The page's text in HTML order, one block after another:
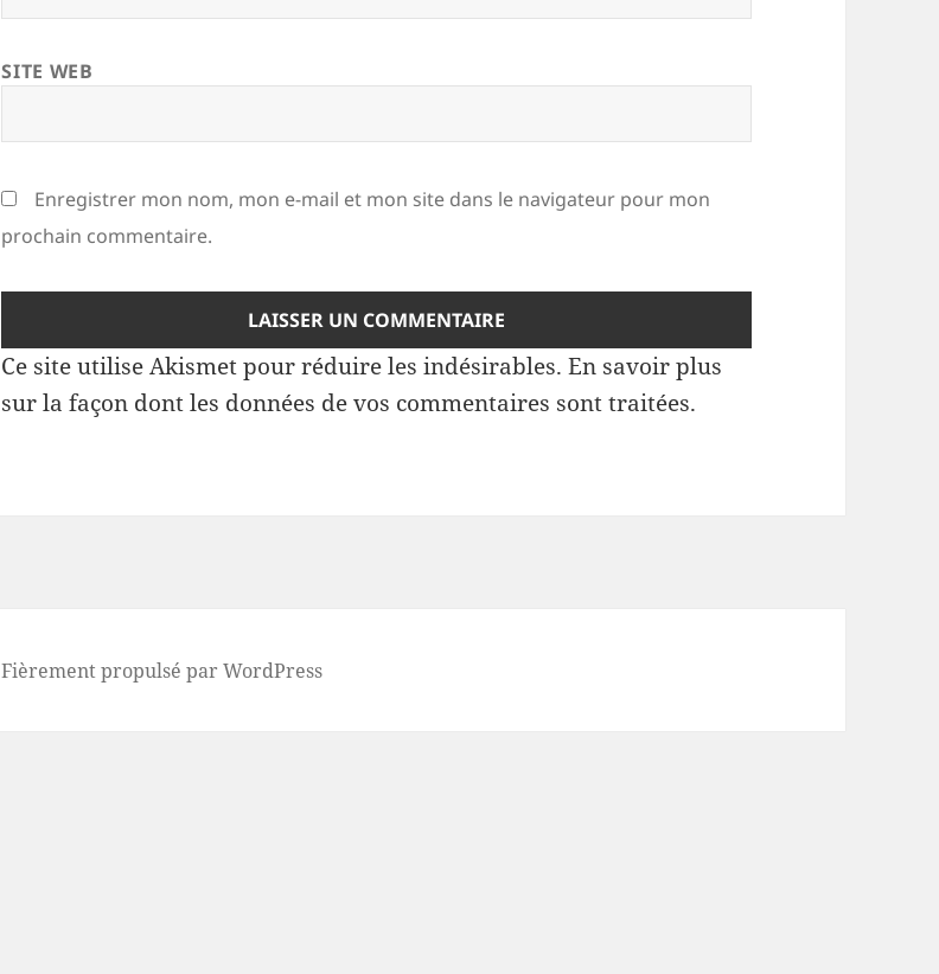
SITE WEB
Enregistrer mon nom, mon e-mail et mon site dans le navigateur pour mon
prochain commentaire.
Ce site utilise Akismet pour réduire les indésirables.En savoir plus
sur la façon dont les données de vos commentaires sont traitées.
Fièrement propulsé par WordPress